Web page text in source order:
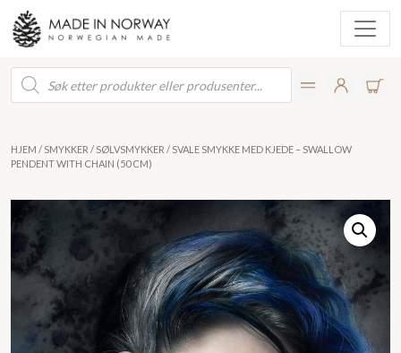
Products
search
HJEM / SMYKKER / SØLVSMYKKER / SVALE SMYKKE MED KJEDE – SWALLOW
PENDENT WITH CHAIN (50 CM)